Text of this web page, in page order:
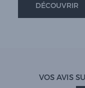
DÉCOUVRIR
VOS AVIS